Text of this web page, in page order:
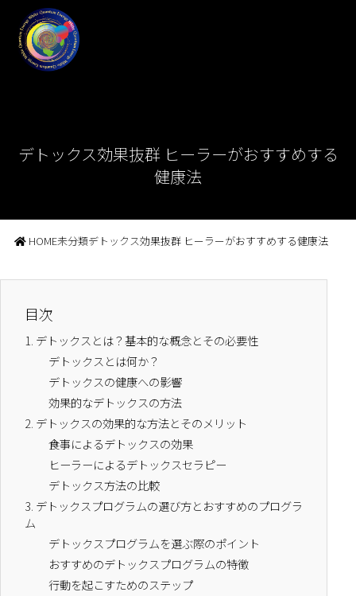
デトックス効果抜群 ヒーラーがおすすめする
健康法
HOME未分類デトックス効果抜群 ヒーラーがおすすめする健康法
目次
1. デトックスとは？基本的な概念とその必要性
デトックスとは何か？
デトックスの健康への影響
効果的なデトックスの方法
2. デトックスの効果的な方法とそのメリット
食事によるデトックスの効果
ヒーラーによるデトックスセラピー
デトックス方法の比較
3. デトックスプログラムの選び方とおすすめのプログラ
ム
デトックスプログラムを選ぶ際のポイント
おすすめのデトックスプログラムの特徴
行動を起こすためのステップ